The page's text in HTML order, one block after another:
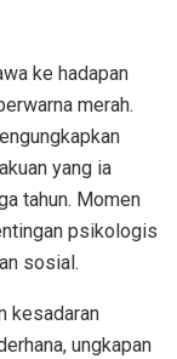
ke hadapan
merah.
yang ia
tahun. Momen
psikologis
sosial.
kesadaran
ungkapan